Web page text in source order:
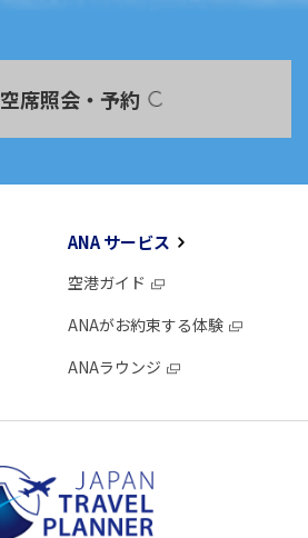
空席照会・予約
ANA サービス
空港ガイド
ANAがお約束する体験
ANAラウンジ